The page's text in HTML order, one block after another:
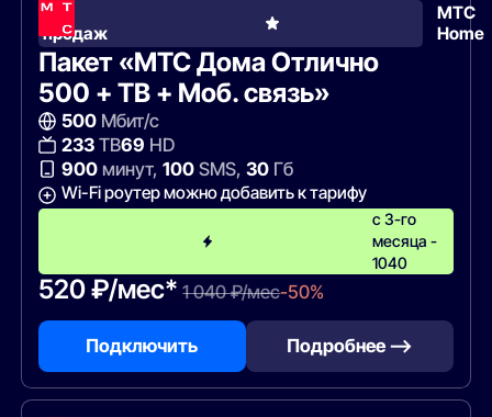
Хит
продаж
МТС
Home
Пакет «МТС Дома Отлично
500 + ТВ + Моб. связь»
500Мбит/с
233ТВ69 HD
900минут, 100SMS, 30Гб
Wi-Fi роутер можно добавить к тарифу
с 3-го
месяца -
1040
520 ₽/мес* 1 040 ₽/мес-50%
Подключить Подробнее —>